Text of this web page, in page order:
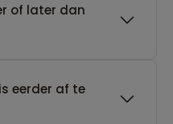
of later dan
eerder af te